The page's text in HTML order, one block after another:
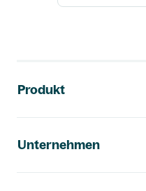
Produkt
Unternehmen